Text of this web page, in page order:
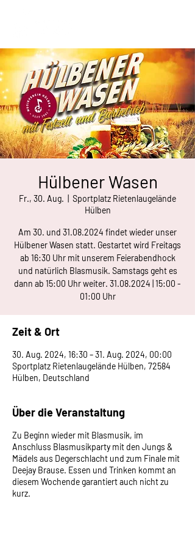
Hülbener Wasen
Fr., 30. Aug.
Sportplatz Rietenlaugelände
Hülben
Am 30. und 31.08.2024 findet wieder unser
Hülbener Wasen statt. Gestartet wird Freitags
ab 16:30 Uhr mit unserem Feierabendhock
und natürlich Blasmusik. Samstags geht es
dann ab 15:00 Uhr weiter. 31.08.2024 | 15:00 -
01:00 Uhr
Zeit & Ort
30. Aug. 2024, 16:30 – 31. Aug. 2024, 00:00
Sportplatz Rietenlaugelände Hülben, 72584
Hülben, Deutschland
Über die Veranstaltung
Zu Beginn wieder mit Blasmusik, im
Anschluss Blasmusikparty mit den Jungs &
Mädels aus Degerschlacht und zum Finale mit
Deejay Brause. Essen und Trinken kommt an
diesem Wochende garantiert auch nicht zu
kurz.